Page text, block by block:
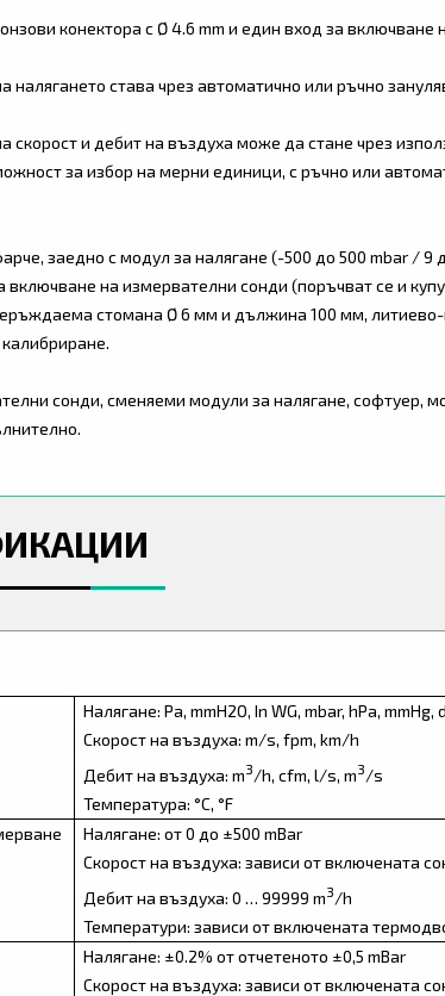
конектора с Ø 4.6 mm и един вход за включване
налягането става чрез автоматично или ръчно
скорост и дебит на въздуха може да стане чрез
за избор на мерни единици, с ръчно или
заедно с модул за налягане (-500 до 500 mbar /
включване на измервателни сонди (поръчват се и
стомана Ø 6 мм и дължина 100 мм,
сонди, сменяеми модули за налягане, софтуер,
Налягане: Pa, mmH2O, In WG, mbar, hPa, mmHg,
Скорост на въздуха: m/s, fpm, km/h
Дебит на въздуха: m3/h, cfm, l/s, m3/s
Температура: °C, °F
Налягане: от 0 до ±500 mBar
Скорост на въздуха: зависи от включената
Дебит на въздуха: 0 … 99999 m3/h
Температури: зависи от включената
Налягане: ±0.2% от отчетеното ±0,5 mBar
Скорост на въздуха: зависи от включената